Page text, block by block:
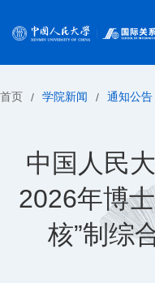
首页 / 学院新闻 / 通知公告
中国人民
2026年博
核”制综